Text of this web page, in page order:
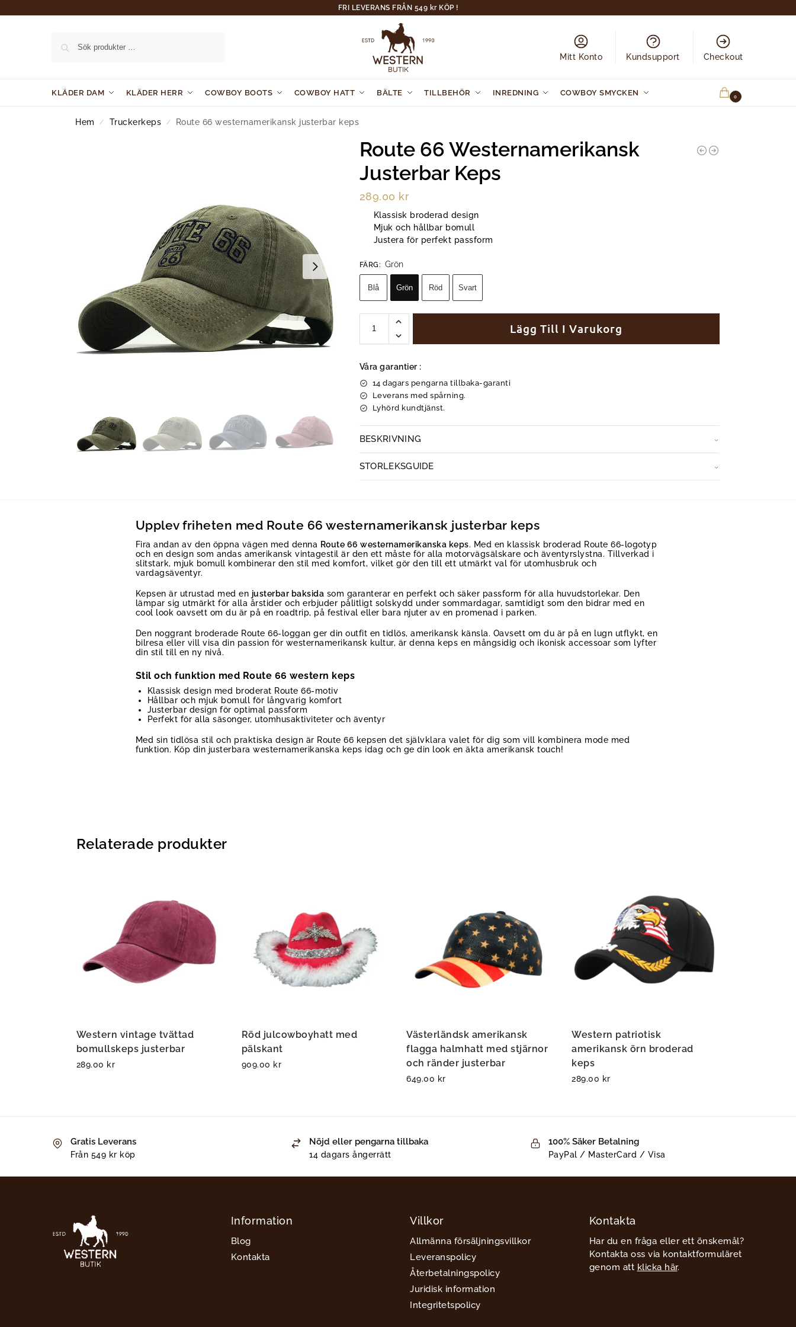
FRI LEVERANS FRÅN 549 kr KÖP !
Mitt Konto Kundsupport Checkout
KLÄDER DAM KLÄDER HERR COWBOY BOOTS COWBOY HATT BÄLTE TILLBEHÖR INREDNING COWBOY SMYCKEN 0
Hem / Truckerkeps / Route 66 westernamerikansk justerbar keps
Route 66 Westernamerikansk
Justerbar Keps
289.00 kr
Klassisk broderad design
Mjuk och hållbar bomull
Justera för perfekt passform
FÄRG: Grön
Blå Grön Röd Svart
Lägg Till I Varukorg
Våra garantier :
14 dagars pengarna tillbaka-garanti
Leverans med spårning.
Lyhörd kundtjänst.
BESKRIVNING
STORLEKSGUIDE
Upplev friheten med Route 66 westernamerikansk justerbar keps
Fira andan av den öppna vägen med denna Route 66 westernamerikanska keps. Med en klassisk broderad Route 66-logotyp
och en design som andas amerikansk vintagestil är den ett måste för alla motorvägsälskare och äventyrslystna. Tillverkad i
slitstark, mjuk bomull kombinerar den stil med komfort, vilket gör den till ett utmärkt val för utomhusbruk och
vardagsäventyr.
Kepsen är utrustad med en justerbar baksida som garanterar en perfekt och säker passform för alla huvudstorlekar. Den
lämpar sig utmärkt för alla årstider och erbjuder pålitligt solskydd under sommardagar, samtidigt som den bidrar med en
cool look oavsett om du är på en roadtrip, på festival eller bara njuter av en promenad i parken.
Den noggrant broderade Route 66-loggan ger din outfit en tidlös, amerikansk känsla. Oavsett om du är på en lugn utflykt, en
bilresa eller vill visa din passion för westernamerikansk kultur, är denna keps en mångsidig och ikonisk accessoar som lyfter
din stil till en ny nivå.
Stil och funktion med Route 66 western keps
Klassisk design med broderat Route 66-motiv
Hållbar och mjuk bomull för långvarig komfort
Justerbar design för optimal passform
Perfekt för alla säsonger, utomhusaktiviteter och äventyr
Med sin tidlösa stil och praktiska design är Route 66 kepsen det självklara valet för dig som vill kombinera mode med
funktion. Köp din justerbara westernamerikanska keps idag och ge din look en äkta amerikansk touch!
Relaterade produkter
Western vintage tvättad
bomullskeps justerbar
289.00 kr
Röd julcowboyhatt med
pälskant
909.00 kr
Västerländsk amerikansk
flagga halmhatt med stjärnor
och ränder justerbar
649.00 kr
Western patriotisk
amerikansk örn broderad
keps
289.00 kr
Gratis Leverans
Från 549 kr köp
Nöjd eller pengarna tillbaka
14 dagars ångerrätt
100% Säker Betalning
PayPal / MasterCard / Visa
Information
Blog
Kontakta
Villkor
Allmänna försäljningsvillkor
Leveranspolicy
Återbetalningspolicy
Juridisk information
Integritetspolicy
Kontakta
Har du en fråga eller ett önskemål?
Kontakta oss via kontaktformuläret
genom att klicka här.